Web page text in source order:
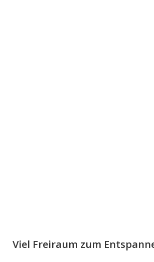
Viel Freiraum zum